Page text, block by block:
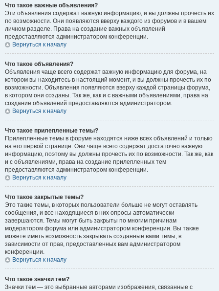
Что такое важные объявления?
Эти объявления содержат важную информацию, и вы должны прочесть их
по возможности. Они появляются вверху каждого из форумов и в вашем
личном разделе. Права на создание важных объявлений
предоставляются администратором конференции.
Вернуться к началу
Что такое объявления?
Объявления чаще всего содержат важную информацию для форума, на
котором вы находитесь в настоящий момент, и вы должны прочесть их по
возможности. Объявления появляются вверху каждой страницы форума,
в котором они созданы. Так же, как и с важными объявлениями, права на
создание объявлений предоставляются администратором.
Вернуться к началу
Что такое прилепленные темы?
Прилепленные темы в форуме находятся ниже всех объявлений и только
на его первой странице. Они чаще всего содержат достаточно важную
информацию, поэтому вы должны прочесть их по возможности. Так же, как
и с объявлениями, права на создание прилепленных тем
предоставляются администратором конференции.
Вернуться к началу
Что такое закрытые темы?
Это такие темы, в которых пользователи больше не могут оставлять
сообщения, и все находящиеся в них опросы автоматически
завершаются. Темы могут быть закрыты по многим причинам
модератором форума или администратором конференции. Вы также
можете иметь возможность закрывать созданные вами темы, в
зависимости от прав, предоставленных вам администратором
конференции.
Вернуться к началу
Что такое значки тем?
Значки тем — это выбранные авторами изображения, связанные с